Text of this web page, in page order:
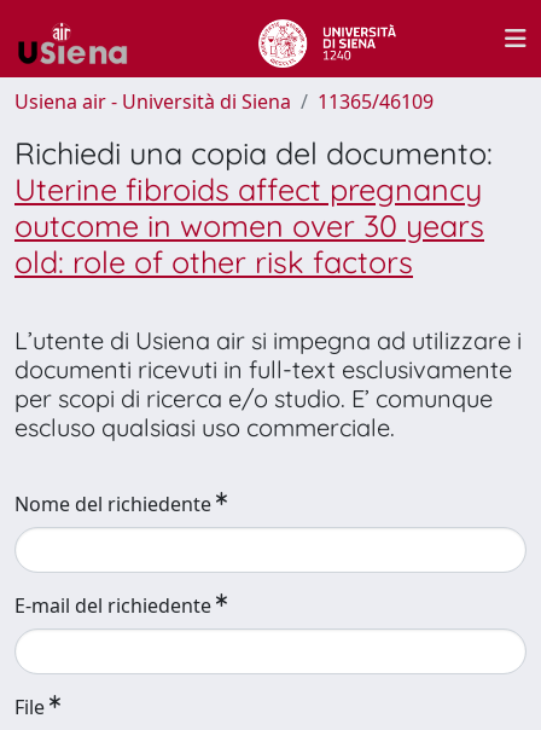
Usiena air - Università di Siena 11365/46109
Richiedi una copia del documento:
Uterine fibroids affect pregnancy
outcome in women over 30 years
old: role of other risk factors
L’utente di Usiena air si impegna ad utilizzare i
documenti ricevuti in full-text esclusivamente
per scopi di ricerca e/o studio. E’ comunque
escluso qualsiasi uso commerciale.
Nome del richiedente
E-mail del richiedente
File